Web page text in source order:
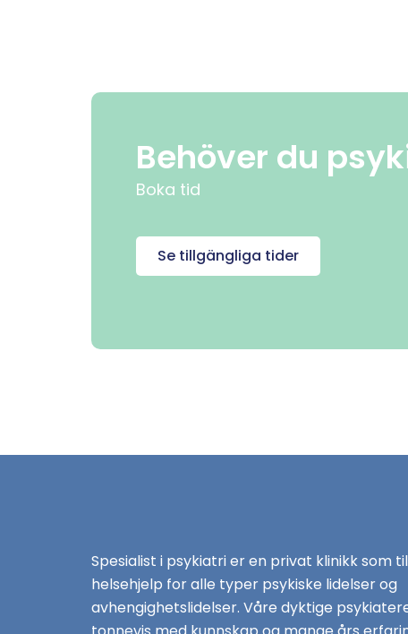
Behöver du
Boka tid
Se tillgängliga tider
Spesialist i psykiatri er en privat klinikk som
helsehjelp for alle typer psykiske lidelser og
avhengighetslidelser. Våre dyktige